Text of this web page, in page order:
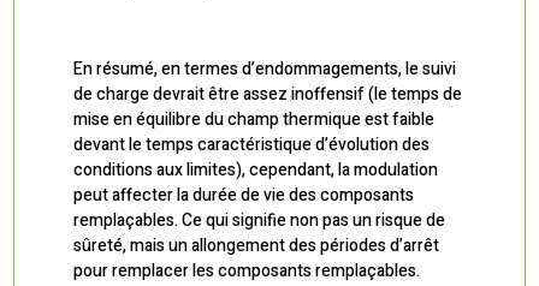
En résumé, en termes d’endommagements, le suivi
de charge devrait être assez inoffensif (le temps de
mise en équilibre du champ thermique est faible
devant le temps caractéristique d’évolution des
conditions aux limites), cependant, la modulation
peut affecter la durée de vie des composants
remplaçables. Ce qui signifie non pas un risque de
sûreté, mais un allongement des périodes d’arrêt
pour remplacer les composants remplaçables.